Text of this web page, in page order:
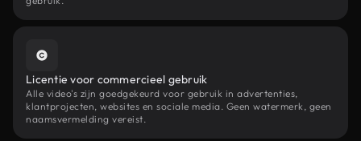
Licentie voor commercieel gebruik
Alle video's zijn goedgekeurd voor gebruik in advertenties,
klantprojecten, websites en sociale media. Geen watermerk, geen
naamsvermelding vereist.